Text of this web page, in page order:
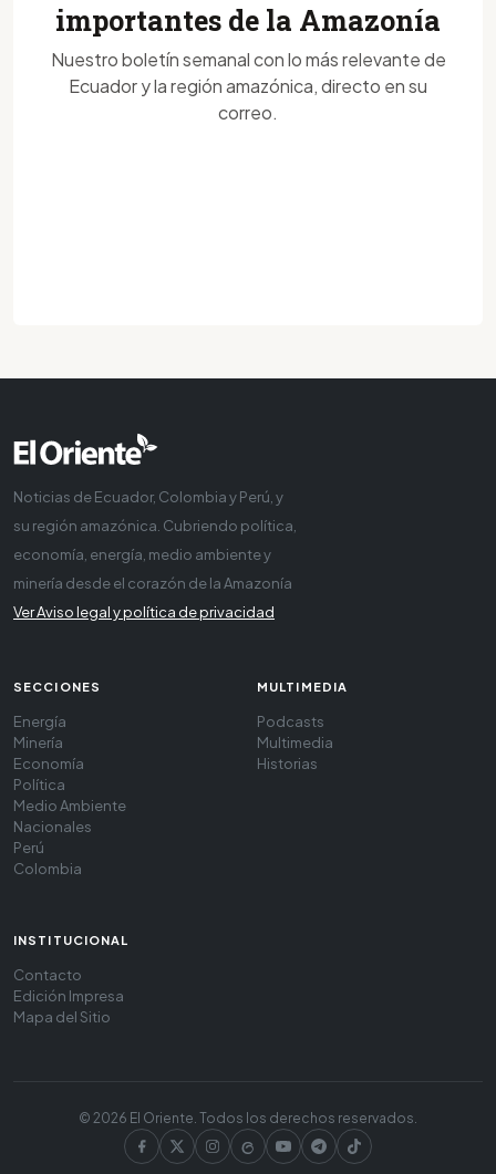
importantes de la Amazonía
Nuestro boletín semanal con lo más relevante de
Ecuador y la región amazónica, directo en su
correo.
Noticias de Ecuador, Colombia y Perú, y
su región amazónica. Cubriendo política,
economía, energía, medio ambiente y
minería desde el corazón de la Amazonía
Ver Aviso legal y política de privacidad
SECCIONES
Energía
Minería
Economía
Política
Medio Ambiente
Nacionales
Perú
Colombia
MULTIMEDIA
Podcasts
Multimedia
Historias
INSTITUCIONAL
Contacto
Edición Impresa
Mapa del Sitio
© 2026 El Oriente. Todos los derechos reservados.